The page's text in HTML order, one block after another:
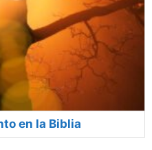
en la Biblia